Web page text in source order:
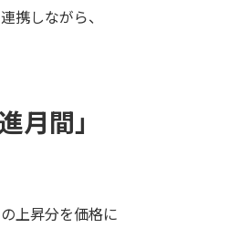
携しながら、
月間」
上昇分を価格に